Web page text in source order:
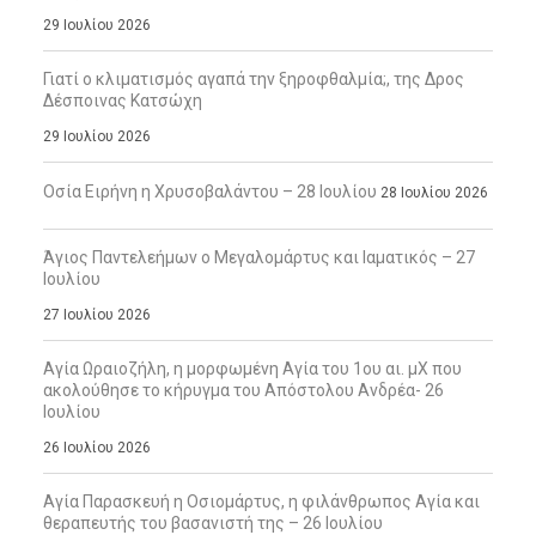
29 Ιουλίου 2026
Γιατί ο κλιματισμός αγαπά την ξηροφθαλμία;, της Δρος
Δέσποινας Κατσώχη
29 Ιουλίου 2026
Οσία Ειρήνη η Χρυσοβαλάντου – 28 Ιουλίου 28 Ιουλίου 2026
Άγιος Παντελεήμων ο Μεγαλομάρτυς και Ιαματικός – 27
Ιουλίου
27 Ιουλίου 2026
Αγία Ωραιοζήλη, η μορφωμένη Αγία του 1ου αι. μΧ που
ακολούθησε το κήρυγμα του Απόστολου Ανδρέα- 26
Ιουλίου
26 Ιουλίου 2026
Αγία Παρασκευή η Οσιομάρτυς, η φιλάνθρωπος Αγία και
θεραπευτής του βασανιστή της – 26 Ιουλίου